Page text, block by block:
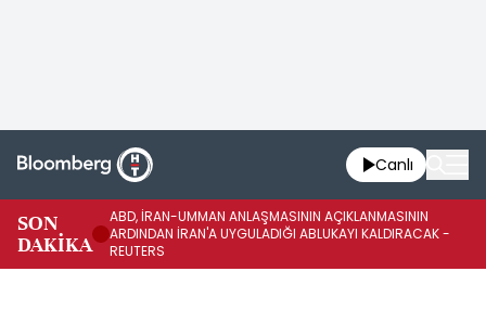
Canlı
SON
DAKİKA
ABD, İRAN-UMMAN ANLAŞMASININ AÇIKLANMASININ
ARDINDAN İRAN'A UYGULADIĞI ABLUKAYI KALDIRACAK -
REUTERS